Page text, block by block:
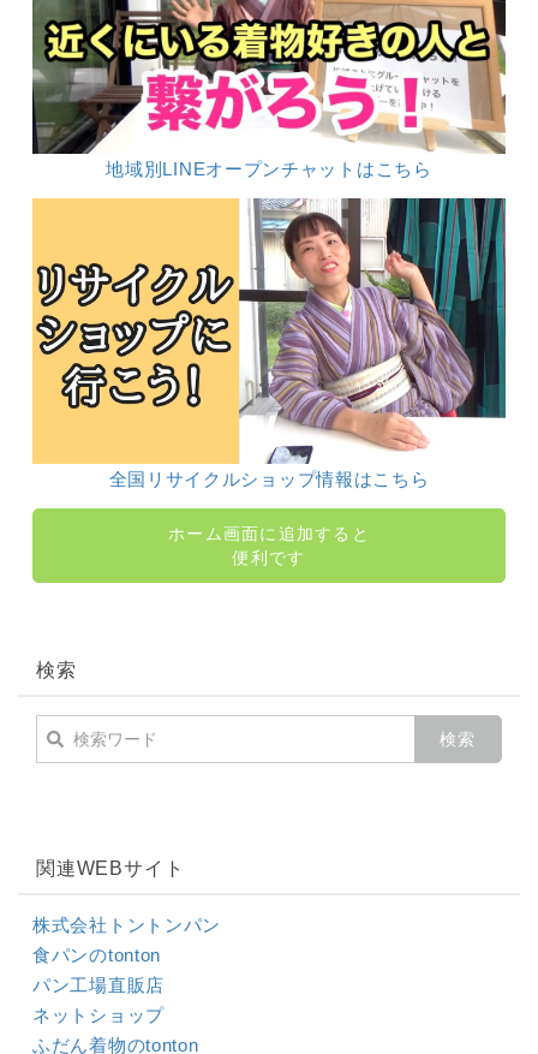
地域別LINEオープンチャットはこちら
全国リサイクルショップ情報はこちら
ホーム画面に追加すると
便利です
検索
関連WEBサイト
株式会社トントンパン
食パンのtonton
パン工場直販店
ネットショップ
ふだん着物のtonton